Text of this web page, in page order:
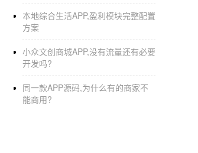
本地综合生活APP,盈利模块完整配置
方案
小众文创商城APP,没有流量还有必要
开发吗?
同一款APP源码,为什么有的商家不
能商用?